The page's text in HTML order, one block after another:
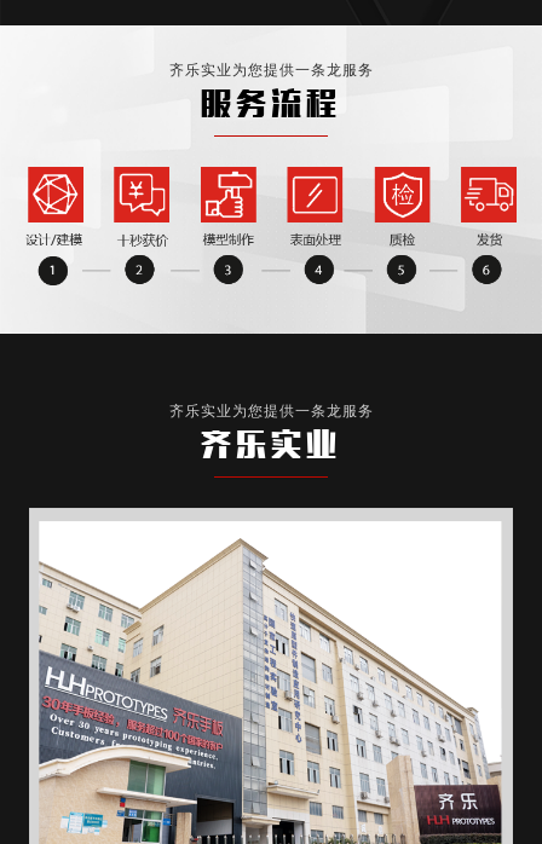
齐乐实业为您提供一条龙服务
服务流程
齐乐实业为您提供一条龙服务
齐乐实业